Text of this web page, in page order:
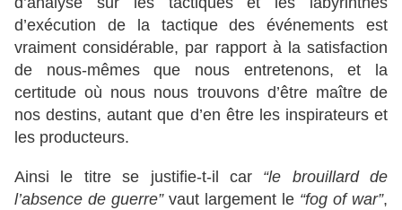
d’exécution de la tactique des événements est
vraiment considérable, par rapport à la satisfaction
de nous-mêmes que nous entretenons, et la
certitude où nous nous trouvons d’être maître de
nos destins, autant que d’en être les inspirateurs et
les producteurs.
Ainsi le titre se justifie-t-il car “le brouillard de
l’absence de guerre” vaut largement le “fog of war”,